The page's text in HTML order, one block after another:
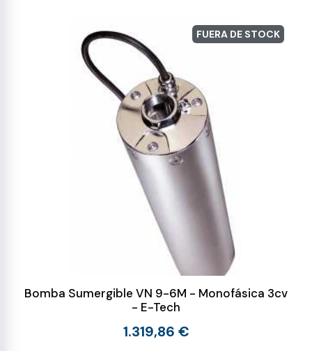
FUERA DE STOCK
Bomba Sumergible VN 9-6M - Monofásica 3cv
- E-Tech
1.319,86 €